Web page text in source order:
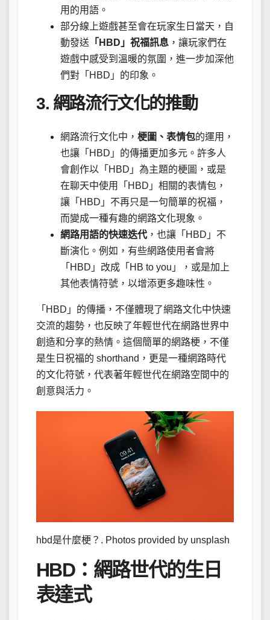
用的用語。
部分線上遊戲甚至會在玩家生日當天，自
動發送 「HBD」祝福訊息 ，讓玩家們在
遊戲中感受到溫暖的氛圍，進一步加深他
們對「HBD」的印象。
3. 網路流行文化的推動
網路流行文化中， 梗圖、表情包的運用，
也讓「HBD」的傳播更加多元。許多人
會創作以「HBD」為主題的梗圖，或是
在聊天中使用「HBD」相關的表情包，
讓「HBD」不再只是一句簡單的祝福，
而變成一種有趣的網路文化現象。
網路用語的快速迭代，也讓「HBD」不
斷演化。例如，有些網路使用者會將
「HBD」改成「HB to you」，或是加上
其他表情符號，以增添更多趣味性。
「HBD」的傳播，不僅體現了網路文化中快速
交流的趨勢，也反映了年輕世代在網路世界中
創造和分享的熱情。這個簡單的網路梗，不僅
是生日祝福的 shorthand，更是一種網路時代
的文化符號，代表著年輕世代在網路空間中的
創意與活力。
hbd是什麼梗？. Photos provided by unsplash
HBD：網路世代的生日
表達式